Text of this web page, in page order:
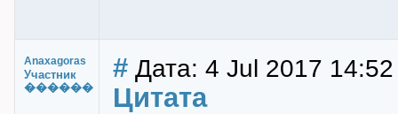
Anaxagoras
Участник
������
# Дата: 4 Jul 2017 14:52
Цитата